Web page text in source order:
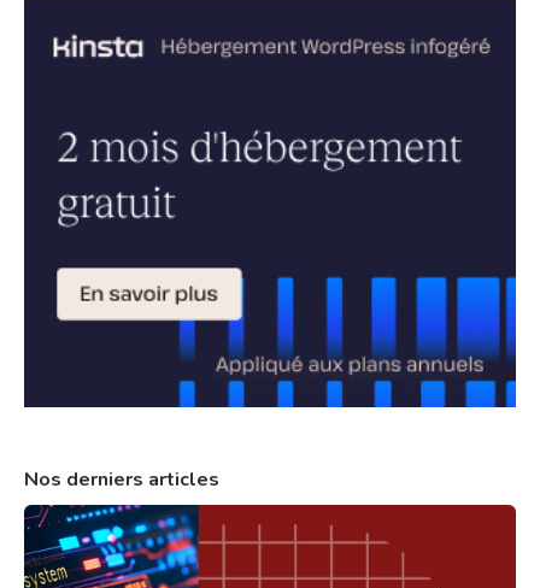
Nos derniers articles